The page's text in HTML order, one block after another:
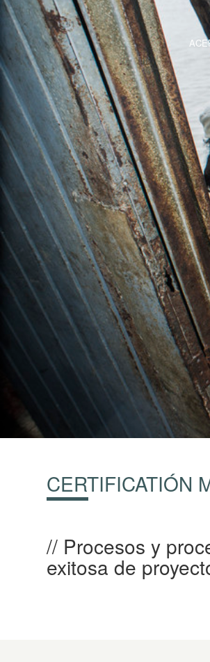
CERTIFICATIÓN
Procesos y
exitosa de